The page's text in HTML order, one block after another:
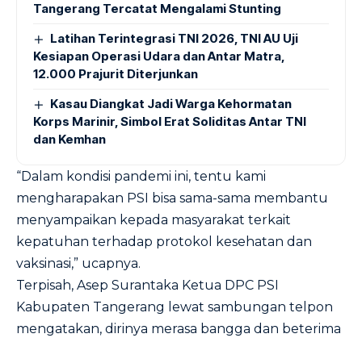
Tangerang Tercatat Mengalami Stunting
Latihan Terintegrasi TNI 2026, TNI AU Uji
Kesiapan Operasi Udara dan Antar Matra,
12.000 Prajurit Diterjunkan
Kasau Diangkat Jadi Warga Kehormatan
Korps Marinir, Simbol Erat Soliditas Antar TNI
dan Kemhan
“Dalam kondisi pandemi ini, tentu kami
mengharapakan PSI bisa sama-sama membantu
menyampaikan kepada masyarakat terkait
kepatuhan terhadap protokol kesehatan dan
vaksinasi,” ucapnya.
Terpisah, Asep Surantaka Ketua DPC PSI
Kabupaten Tangerang lewat sambungan telpon
mengatakan, dirinya merasa bangga dan beterima